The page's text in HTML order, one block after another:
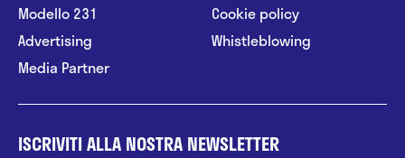
Modello 231
Advertising
Media Partner
Cookie policy
Whistleblowing
ISCRIVITI ALLA NOSTRA NEWSLETTER